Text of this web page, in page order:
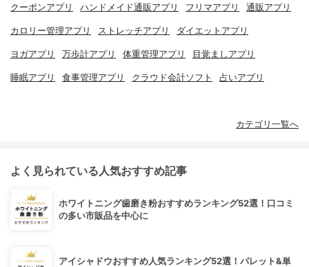
クーポンアプリ ハンドメイド通販アプリ フリマアプリ 通販アプリ
カロリー管理アプリ ストレッチアプリ ダイエットアプリ
ヨガアプリ 万歩計アプリ 体重管理アプリ 目覚ましアプリ
睡眠アプリ 食事管理アプリ クラウド会計ソフト 占いアプリ
カテゴリ一覧へ
よく見られている人気おすすめ記事
ホワイトニング歯磨き粉おすすめランキング52選！口コミ
の多い市販品を中心に
アイシャドウおすすめ人気ランキング52選！パレット&単